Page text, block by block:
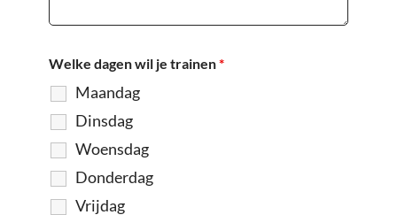
Welke dagen wil je trainen*
Maandag
Dinsdag
Woensdag
Donderdag
Vrijdag